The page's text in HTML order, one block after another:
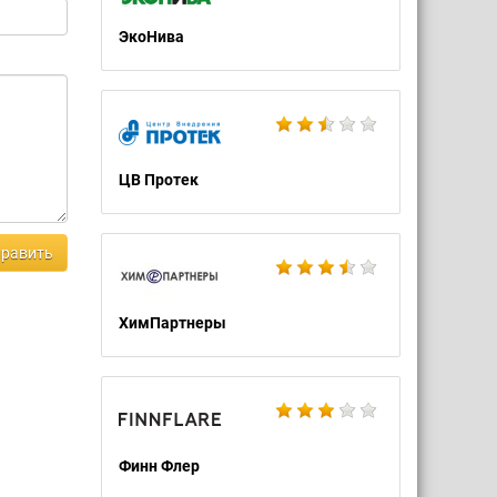
ЭкоНива
ЦВ Протек
ХимПартнеры
Финн Флер